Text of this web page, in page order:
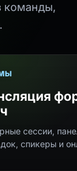
команды,
сессии,
спикеры и